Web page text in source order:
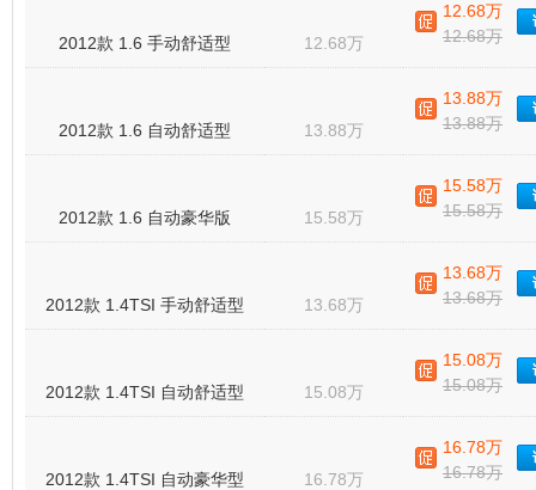
2012款 1.6 手动舒适型 12.68万
12.68万
12.68万
2012款 1.6 自动舒适型 13.88万
13.88万
13.88万
2012款 1.6 自动豪华版 15.58万
15.58万
15.58万
2012款 1.4TSI 手动舒适型 13.68万
13.68万
13.68万
2012款 1.4TSI 自动舒适型 15.08万
15.08万
15.08万
2012款 1.4TSI 自动豪华型 16.78万
16.78万
16.78万